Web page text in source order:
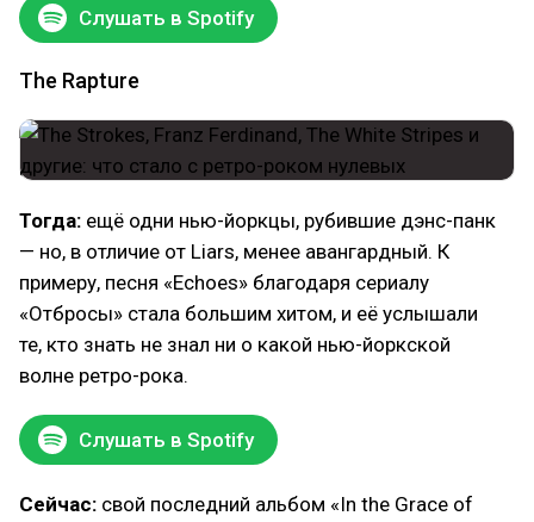
Слушать в Spotify
The Rapture
Тогда: ещё одни нью-йоркцы, рубившие дэнс-панк
— но, в отличие от Liars, менее авангардный. К
примеру, песня «Echoes» благодаря сериалу
«Отбросы» стала большим хитом, и её услышали
те, кто знать не знал ни о какой нью-йоркской
волне ретро-рока.
Слушать в Spotify
Сейчас: свой последний альбом «In the Grace of